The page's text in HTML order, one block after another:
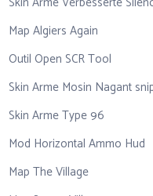
Map Algiers Again
Outil Open SCR Tool
Skin Arme Mosin Nagant
Skin Arme Type 96
Mod Horizontal Ammo Hud
Map The Village